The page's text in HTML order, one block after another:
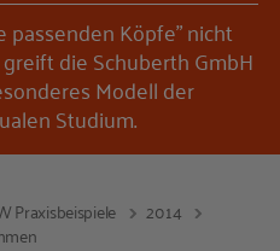
Köpfe" nicht
die Schuberth GmbH
Modell der
Studium.
Praxisbeispiele
2014